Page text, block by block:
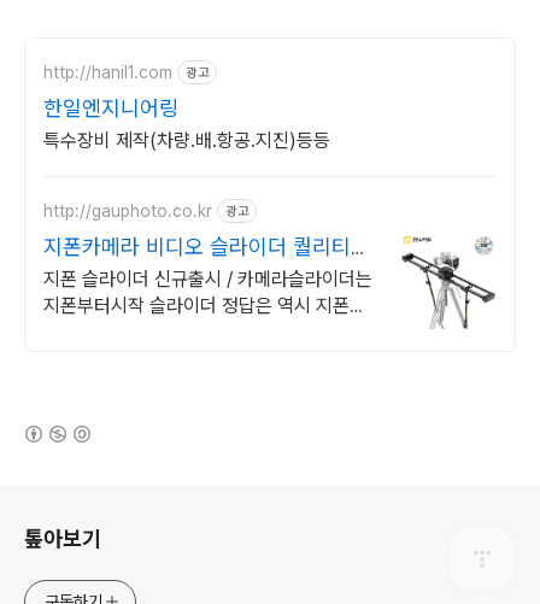
http://hanil1.com 광고
한일엔지니어링
특수장비 제작(차량.배.항공.지진)등등
http://gauphoto.co.kr 광고
지폰카메라 비디오 슬라이더 퀄리티있
는 영상에는
지폰 슬라이더 신규출시 / 카메라슬라이더는
지폰부터시작 슬라이더 정답은 역시 지폰입
톺아보기